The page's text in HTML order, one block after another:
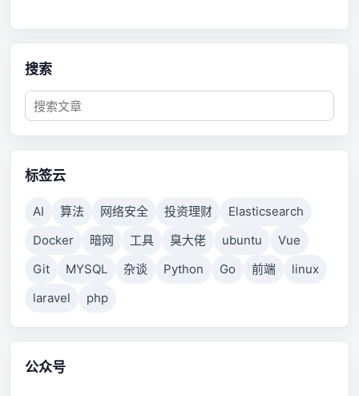
搜索
标签云
AI 算法 网络安全 投资理财
Elasticsearch
Docker
暗网 工具 臭大佬 ubuntu
Vue
Git
MYSQL 杂谈 Python Go 前端
linux
laravel
php
公众号